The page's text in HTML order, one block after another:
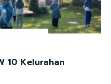
10 Kelurahan